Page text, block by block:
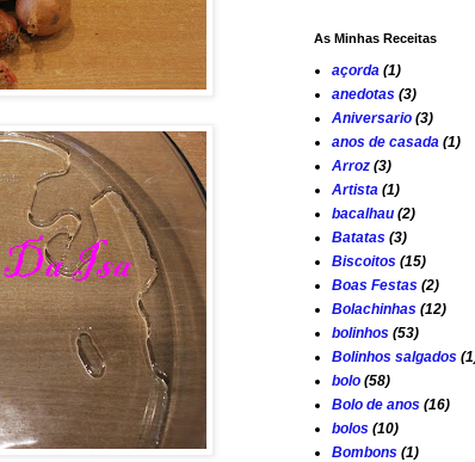
As Minhas Receitas
açorda (1)
anedotas (3)
Aniversario (3)
anos de casada (1)
Arroz (3)
Artista (1)
bacalhau (2)
Batatas (3)
Biscoitos (15)
Boas Festas (2)
Bolachinhas (12)
bolinhos (53)
Bolinhos salgados
bolo (58)
Bolo de anos (16)
bolos (10)
Bombons (1)